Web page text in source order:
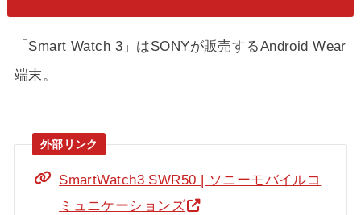
「Smart Watch 3」はSONYが販売するAndroid Wear
端末。
SmartWatch3 SWR50 | ソニーモバイルコ
ミュニケーションズ